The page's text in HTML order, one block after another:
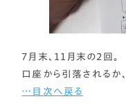
７月末、１１月末の２回。
口座から引落されるか
…目次へ戻る